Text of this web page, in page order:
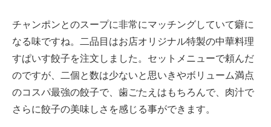
チャンポンとのスープに非常にマッチングしていて癖に
なる味ですね。二品目はお店オリジナル特製の中華料理
すぱいす餃子を注文しました。セットメニューで頼んだ
のですが、二個と数は少ないと思いきやボリューム満点
のコスパ最強の餃子で、歯ごたえはもちろんで、肉汁で
さらに餃子の美味しさを感じる事ができます。